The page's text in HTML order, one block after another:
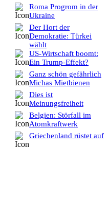
Roma Progrom in der
Ukraine
Der Hort der
Demokratie: Türkei
wählt
US-Wirtschaft boomt:
Ein Trump-Effekt?
Ganz schön gefährlich
Michas Mietbienen
Dies ist
Meinungsfreiheit
Belgien: Störfall im
Atomkraftwerk
Griechenland rüstet auf